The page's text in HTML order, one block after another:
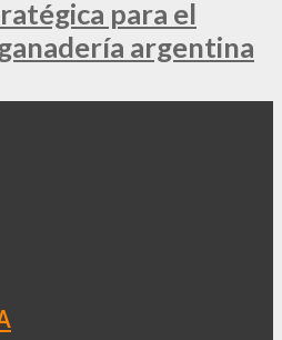
para el
argentina